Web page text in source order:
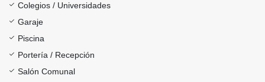
Colegios / Universidades
Garaje
Piscina
Portería / Recepción
Salón Comunal